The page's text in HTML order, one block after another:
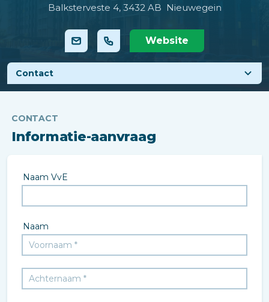
Balksterveste 4, 3432 AB Nieuwegein
Website
Contact
CONTACT
Informatie-aanvraag
Naam VvE
Naam